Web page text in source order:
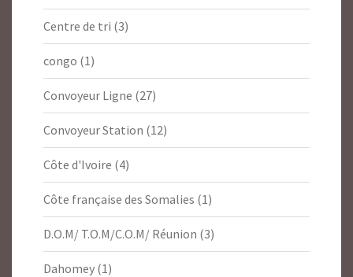
Centre de tri (3)
congo (1)
Convoyeur Ligne (27)
Convoyeur Station (12)
Côte d'Ivoire (4)
Côte française des Somalies (1)
D.O.M/ T.O.M/C.O.M/ Réunion (3)
Dahomey (1)